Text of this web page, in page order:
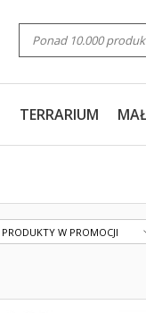
TERRARIUM
PRODUKTY W PROMOCJI